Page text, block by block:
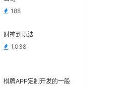
188
财神到玩法
1,038
棋牌APP定制开发的一般